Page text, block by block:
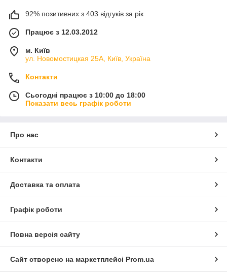
92% позитивних з 403 відгуків за рік
Працює з 12.03.2012
м. Київ
ул. Новомостицкая 25А, Київ, Україна
Контакти
Сьогодні працює з 10:00 до 18:00
Показати весь графік роботи
Про нас
Контакти
Доставка та оплата
Графік роботи
Повна версія сайту
Сайт створено на маркетплейсі Prom.ua